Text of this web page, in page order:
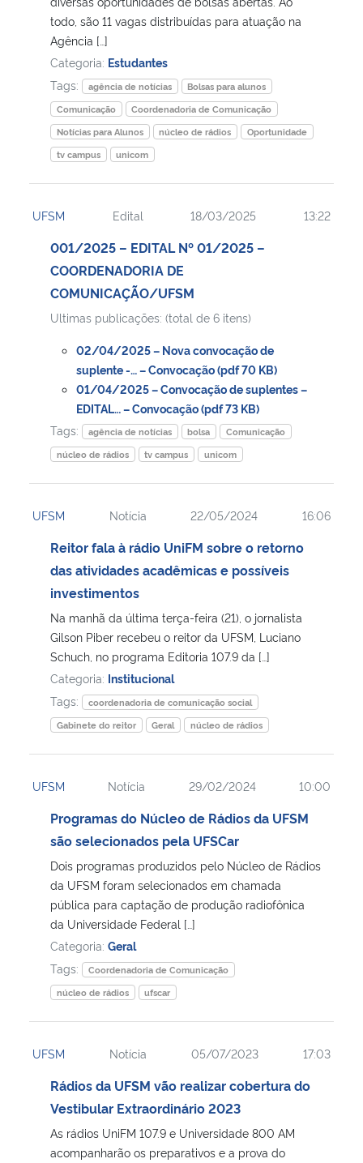
todo, são 11 vagas distribuídas para atuação na
Agência […]
Categoria: Estudantes
Tags:
agência de notícias
Bolsas para alunos
Comunicação
Coordenadoria de Comunicação
Notícias para Alunos
núcleo de rádios
Oportunidade
tv campus
unicom
UFSM Edital 18/03/2025 13:22
001/2025 – EDITAL Nº 01/2025 –
COORDENADORIA DE
COMUNICAÇÃO/UFSM
Ultimas publicações: (total de 6 itens)
02/04/2025 – Nova convocação de
suplente -… – Convocação (pdf 70 KB)
01/04/2025 – Convocação de suplentes –
EDITAL… – Convocação (pdf 73 KB)
Tags:
agência de notícias bolsa
Comunicação
núcleo de rádios
tv campus unicom
UFSM Notícia 22/05/2024 16:06
Reitor fala à rádio UniFM sobre o retorno
das atividades acadêmicas e possíveis
investimentos
Na manhã da última terça-feira (21), o jornalista
Gilson Piber recebeu o reitor da UFSM, Luciano
Schuch, no programa Editoria 107.9 da […]
Categoria: Institucional
Tags:
coordenadoria de comunicação social
Gabinete do reitor
Geral núcleo de rádios
UFSM Notícia 29/02/2024 10:00
Programas do Núcleo de Rádios da UFSM
são selecionados pela UFSCar
Dois programas produzidos pelo Núcleo de Rádios
da UFSM foram selecionados em chamada
pública para captação de produção radiofônica
da Universidade Federal […]
Categoria: Geral
Tags:
Coordenadoria de Comunicação
núcleo de rádios
ufscar
UFSM Notícia 05/07/2023 17:03
Rádios da UFSM vão realizar cobertura do
Vestibular Extraordinário 2023
As rádios UniFM 107.9 e Universidade 800 AM
acompanharão os preparativos e a prova do